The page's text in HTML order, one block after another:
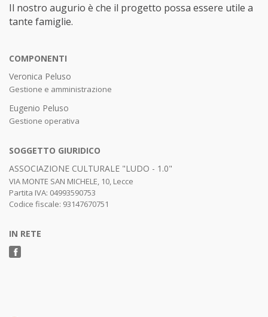
Il nostro augurio è che il progetto possa essere utile a
tante famiglie.
COMPONENTI
Veronica Peluso
Gestione e amministrazione
Eugenio Peluso
Gestione operativa
SOGGETTO GIURIDICO
ASSOCIAZIONE CULTURALE "LUDO - 1.0"
VIA MONTE SAN MICHELE, 10, Lecce
Partita IVA: 04993590753
Codice fiscale: 93147670751
IN RETE